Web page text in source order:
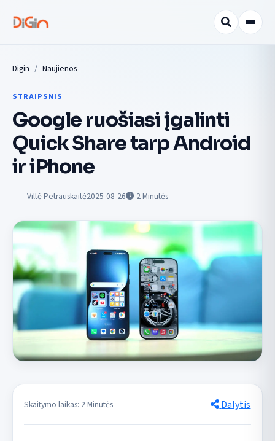
Digin Naujienos
STRAIPSNIS
Google ruošiasi įgalinti
Quick Share tarp Android
ir iPhone
Viltė Petrauskaitė2025-08-26 2Minutės
Skaitymo laikas: 2 Minutės Dalytis